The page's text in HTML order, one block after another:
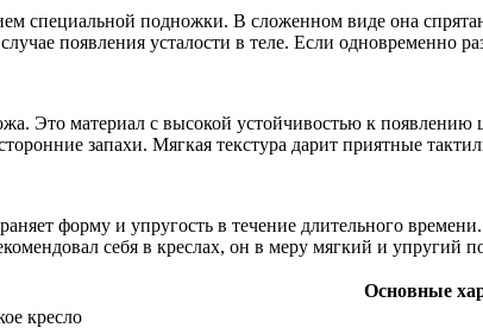
специальной подножки. В сложенном виде она
появления усталости в теле. Если одновременно
Это материал с высокой устойчивостью к
запахи. Мягкая текстура дарит приятные
форму и упругость в течение длительного
себя в креслах, он в меру мягкий и упругий
Основные
кресло